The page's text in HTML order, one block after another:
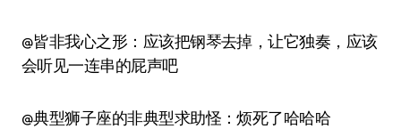
@皆非我心之形：应该把钢琴去掉，让它独奏，应该
会听见一连串的屁声吧
@典型狮子座的非典型求助怪：烦死了哈哈哈